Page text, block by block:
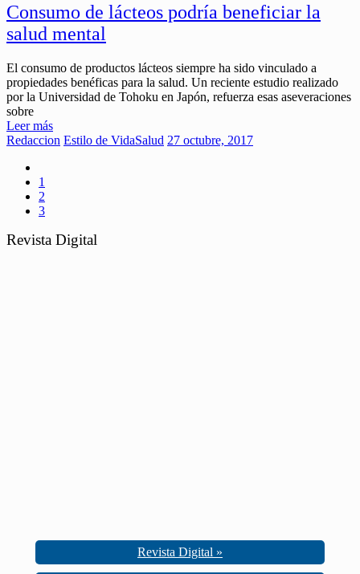
Consumo de lácteos podría beneficiar la
salud mental
El consumo de productos lácteos siempre ha sido vinculado a
propiedades benéficas para la salud. Un reciente estudio realizado
por la Universidad de Tohoku en Japón, refuerza esas aseveraciones
sobre
Leer más
Redaccion Estilo de VidaSalud 27 octubre, 2017
1
2
3
Revista Digital
Revista Digital »